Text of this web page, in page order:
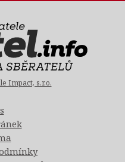
Impact, s.r.o.